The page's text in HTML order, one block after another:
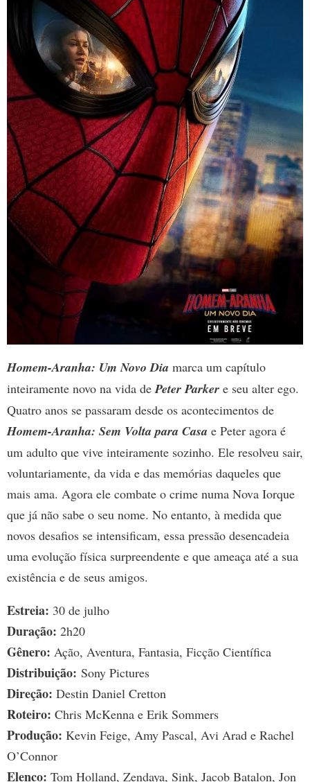
Homem-Aranha: Um Novo Dia marca um capítulo
inteiramente novo na vida dePeter Parker e seu alter ego.
Quatro anos se passaram desde os acontecimentos de
Homem-Aranha: Sem Volta para Casa e Peter agora é
um adulto que vive inteiramente sozinho. Ele resolveu sair,
voluntariamente, da vida e das memórias daqueles que
mais ama. Agora ele combate o crime numa Nova Iorque
que já não sabe o seu nome. No entanto, à medida que
novos desafios se intensificam, essa pressão desencadeia
uma evolução física surpreendente e que ameaça até a sua
existência e de seus amigos.
Estreia: 30 de julho
Duração: 2h20
Gênero: Ação, Aventura, Fantasia, Ficção Científica
Distribuição: Sony Pictures
Direção: Destin Daniel Cretton
Roteiro: Chris McKenna e Erik Sommers
Produção: Kevin Feige, Amy Pascal, Avi Arad e Rachel
O’Connor
Elenco: Tom Holland, Zendaya, Sink, Jacob Batalon, Jon